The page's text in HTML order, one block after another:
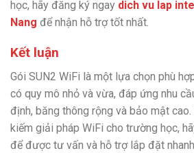
học, hãy đăng ký ngay dich vu lap
Nang để nhận hỗ trợ tốt nhất.
Kết luận
Gói SUN2 WiFi là một lựa chọn phù
có quy mô nhỏ và vừa, đáp ứng nhu
định, băng thông rộng và bảo mật
kiếm giải pháp WiFi cho trường học,
để được tư vấn và hỗ trợ lắp đặt